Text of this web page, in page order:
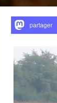
partager